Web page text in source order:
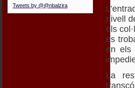
Tweets by @@nbalzira
nivell
els
es
en els
La